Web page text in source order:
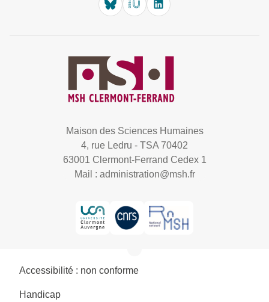
Maison des Sciences Humaines
4, rue Ledru - TSA 70402
63001 Clermont-Ferrand Cedex 1
Mail : administration@msh.fr
Accessibilité : non conforme
Handicap